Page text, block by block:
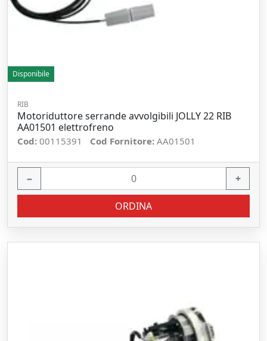
Disponibile
RIB
Motoriduttore serrande avvolgibili JOLLY 22 RIB
AA01501 elettrofreno
Cod: 00115391 Cod Fornitore: AA01501
− +
ORDINA